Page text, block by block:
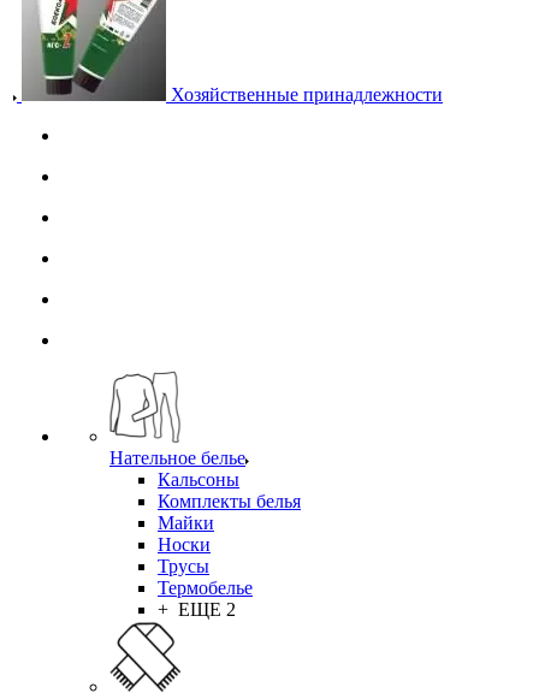
Хозяйственные принадлежности
Нательное белье
Кальсоны
Комплекты белья
Майки
Носки
Трусы
Термобелье
+ ЕЩЕ 2